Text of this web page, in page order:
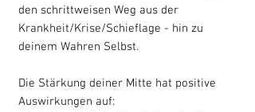
den schrittweisen Weg aus der
Krankheit/Krise/Schieflage - hin zu
deinem Wahren Selbst.
Die Stärkung deiner Mitte hat positive
Auswirkungen auf: